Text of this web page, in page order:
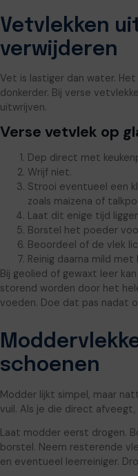
Vetvlekken
verwijderen
Vet is lastiger dan water.
donkerder. Bij verse
uitwrijven.
Verse vetvlek op
Dep direct met
Wrijf niet.
Strooi eventueel een
zoals maïzena of
Laat dit enige tijd
Borstel het poeder
Beoordeel of de vlek
Reinig daarna mild
Bij geolied of gewaxt leer
storend worden door het
voeden. Doe dat pas nadat
schoenen
Modder lijkt simpel, maar
vuil. Als je die direct afveegt,
Laat modder eerst drogen.
borstel. Neem resterende
en eventueel leerreiniger.